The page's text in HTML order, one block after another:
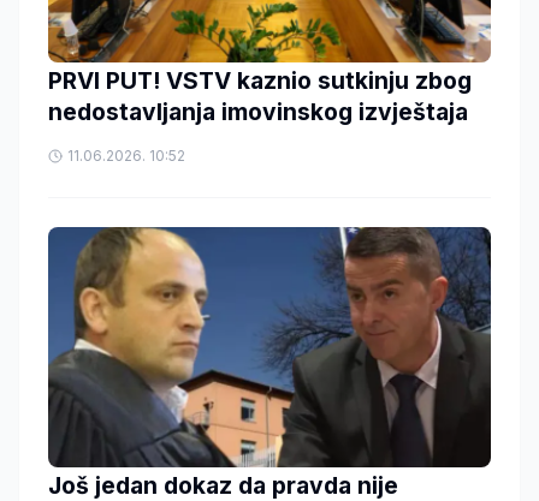
PRVI PUT! VSTV kaznio sutkinju zbog
nedostavljanja imovinskog izvještaja
11.06.2026. 10:52
Još jedan dokaz da pravda nije